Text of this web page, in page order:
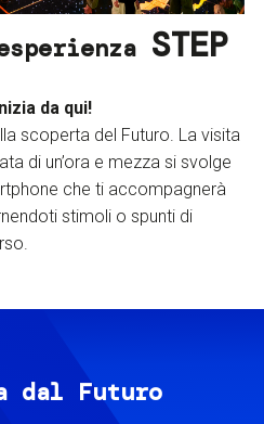
STEP
da qui!
scoperta del Futuro. La visita
di un’ora e mezza si svolge
che ti accompagnerà
stimoli o spunti di
dal Futuro